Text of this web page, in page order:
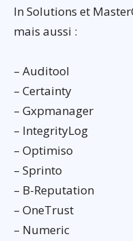
In Solutions et
mais aussi :
– Auditool
– Certainty
– Gxpmanager
– IntegrityLog
– Optimiso
– Sprinto
– B-Reputation
– OneTrust
– Numeric